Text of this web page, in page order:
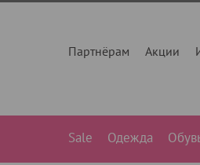
Партнёрам Акции
Sale Одежда